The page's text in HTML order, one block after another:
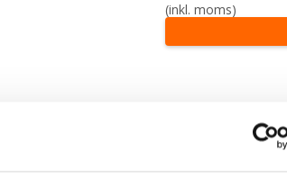
(inkl. moms)